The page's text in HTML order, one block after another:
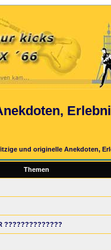
und originelle Anekdoten,
Themen
??????????????